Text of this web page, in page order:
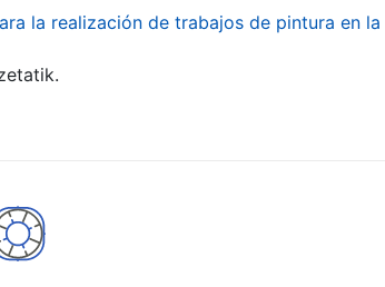
la realización de trabajos de pintura en